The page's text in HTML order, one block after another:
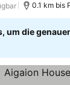
0.1 km bis
um die